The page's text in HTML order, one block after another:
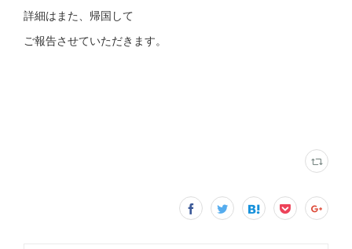
詳細はまた、帰国して
ご報告させていただきます。